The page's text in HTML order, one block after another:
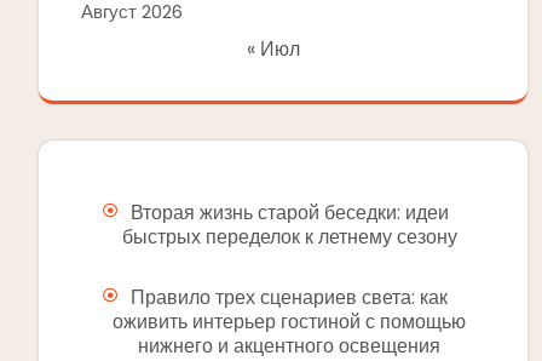
Август 2026
« Июл
Вторая жизнь старой беседки: идеи
быстрых переделок к летнему сезону
Правило трех сценариев света: как
оживить интерьер гостиной с помощью
нижнего и акцентного освещения